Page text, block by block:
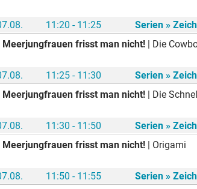
11:20 - 11:25 Serien »
Meerjungfrauen frisst man nicht! | Die
11:25 - 11:30 Serien »
Meerjungfrauen frisst man nicht! | Die
11:30 - 11:50 Serien »
Meerjungfrauen frisst man nicht! | Origami
11:50 - 11:55 Serien »